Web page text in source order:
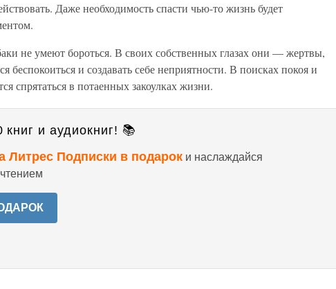
Даже необходимость спасти чью-то жизнь будет
не умеют бороться. В своих собственных глазах они — жертвы,
беспокоиться и создавать себе неприятности. В поисках покоя и
спрятаться в потаенных закоулках жизни.
и аудиокниг! 📚
Литрес Подписки в подарок и наслаждайся